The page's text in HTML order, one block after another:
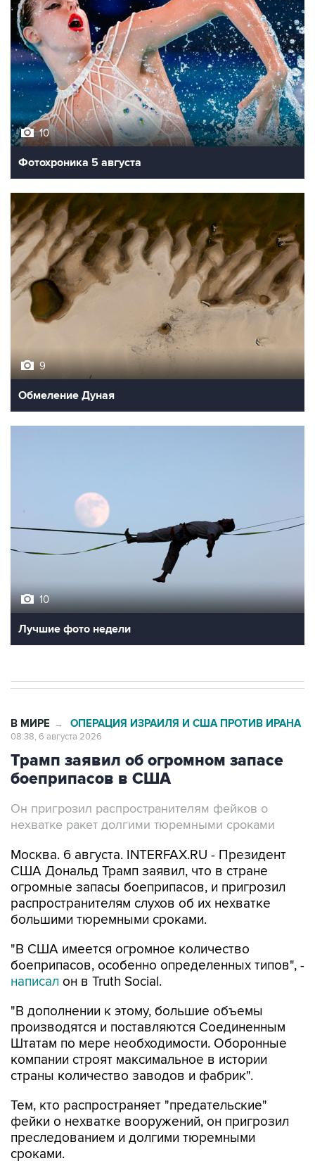
10
Фотохроника 5 августа
9
Обмеление Дуная
10
Лучшие фото недели
В МИРЕ → ОПЕРАЦИЯ ИЗРАИЛЯ И США ПРОТИВ ИРАНА
08:38, 6 августа 2026
Трамп заявил об огромном запасе
боеприпасов в США
Он пригрозил распространителям фейков о
нехватке ракет долгими тюремными сроками
Москва. 6 августа. INTERFAX.RU - Президент
США Дональд Трамп заявил, что в стране
огромные запасы боеприпасов, и пригрозил
распространителям слухов об их нехватке
большими тюремными сроками.
"В США имеется огромное количество
боеприпасов, особенно определенных типов", -
написал он в Truth Social.
"В дополнении к этому, большие объемы
производятся и поставляются Соединенным
Штатам по мере необходимости. Оборонные
компании строят максимальное в истории
страны количество заводов и фабрик".
Тем, кто распространяет "предательские"
фейки о нехватке вооружений, он пригрозил
преследованием и долгими тюремными
сроками.